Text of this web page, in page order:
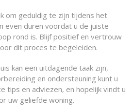
om geduldig te zijn tijdens het
even duren voordat u de juiste
rond is. Blijf positief en vertrouw
dit proces te begeleiden.
kan een uitdagende taak zijn,
en ondersteuning kunt u
tips en adviezen, en hopelijk vindt u
uw geliefde woning.